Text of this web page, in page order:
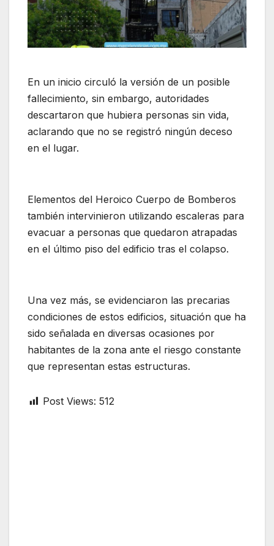
En un inicio circuló la versión de un posible
fallecimiento, sin embargo, autoridades
descartaron que hubiera personas sin vida,
aclarando que no se registró ningún deceso
en el lugar.
Elementos del Heroico Cuerpo de Bomberos
también intervinieron utilizando escaleras para
evacuar a personas que quedaron atrapadas
en el último piso del edificio tras el colapso.
Una vez más, se evidenciaron las precarias
condiciones de estos edificios, situación que ha
sido señalada en diversas ocasiones por
habitantes de la zona ante el riesgo constante
que representan estas estructuras.
Post Views: 512